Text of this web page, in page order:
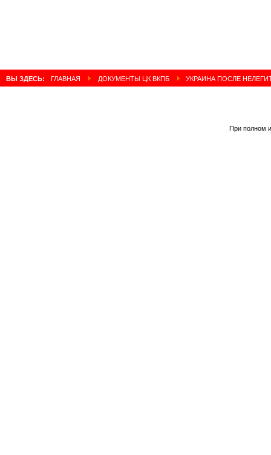
ВЫ ЗДЕСЬ: ГЛАВНАЯ ДОКУМЕНТЫ ЦК ВКПБ УКРАИНА ПОСЛЕ
При полном